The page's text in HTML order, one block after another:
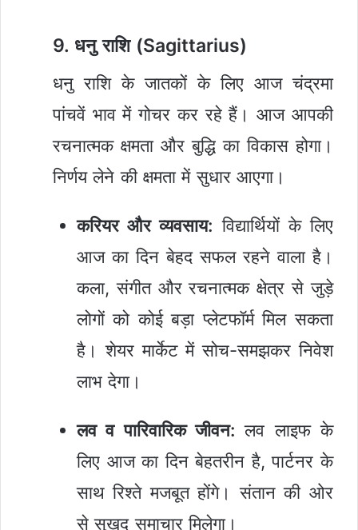
9. धनु राशि (Sagittarius)
धनु राशि के जातकों के लिए आज चंद्रमा
पांचवें भाव में गोचर कर रहे हैं। आज आपकी
रचनात्मक क्षमता और बुद्धि का विकास होगा।
निर्णय लेने की क्षमता में सुधार आएगा।
करियर और व्यवसाय: विद्यार्थियों के लिए
आज का दिन बेहद सफल रहने वाला है।
कला, संगीत और रचनात्मक क्षेत्र से जुड़े
लोगों को कोई बड़ा प्लेटफॉर्म मिल सकता
है। शेयर मार्केट में सोच-समझकर निवेश
लाभ देगा।
लव व पारिवारिक जीवन: लव लाइफ के
लिए आज का दिन बेहतरीन है, पार्टनर के
साथ रिश्ते मजबूत होंगे। संतान की ओर
से सुखद समाचार मिलेगा।